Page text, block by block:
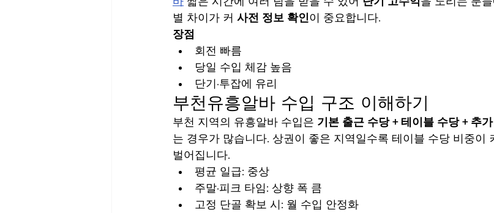
별 차이가 커 사전 정보 확인이 중요합니다.
장점
회전 빠름
당일 수입 체감 높음
단기·투잡에 유리
부천유흥알바 수입 구조 이해하기
부천 지역의 유흥알바 수입은 기본 출근 수당 + 테이블 수당 + 추
는 경우가 많습니다. 상권이 좋은 지역일수록 테이블 수당 비중이
벌어집니다.
평균 일급: 중상
주말·피크 타임: 상향 폭 큼
고정 단골 확보 시: 월 수입 안정화